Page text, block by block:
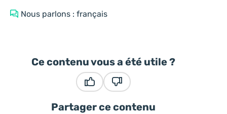
Nous parlons : français
Ce contenu vous a été utile ?
Partager ce contenu